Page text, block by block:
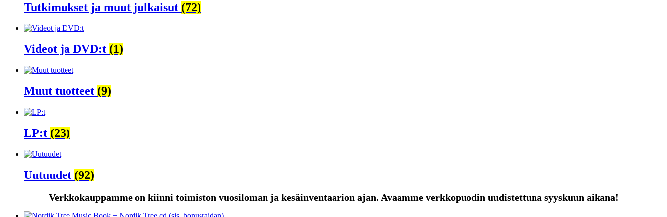
Tutkimukset ja muut julkaisut (72)
Videot ja DVD:t (1)
Muut tuotteet (9)
LP:t (23)
Uutuudet (92)
Verkkokauppamme on kiinni toimiston vuosiloman ja kesäinventaarion ajan. Avaamme verkkopuodin uudistettuna syyskuun aikana!